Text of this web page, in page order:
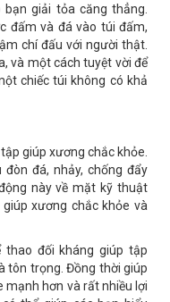
giải tỏa căng thẳng.
đấm và đá vào túi đấm,
chí đấu với người thật.
và một cách tuyệt vời để
chiếc túi không có khả
giúp xương chắc khỏe.
đá, nhảy, chống đẩy
này về mặt kỹ thuật
xương chắc khỏe và
thao đối kháng giúp tập
tôn trọng. Đồng thời giúp
mạnh hơn và rất nhiều lợi